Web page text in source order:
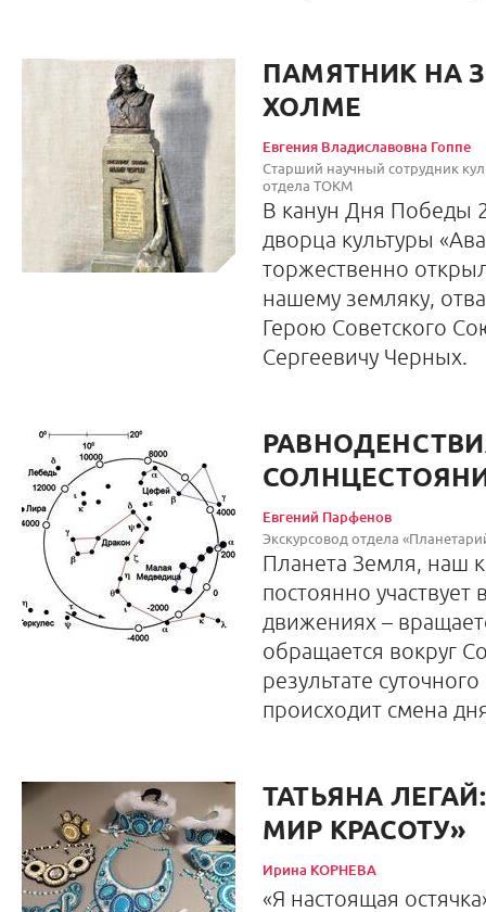
ПАМЯТНИК НА
ХОЛМЕ
Евгения Владиславовна Гоппе
Старший научный сотрудник
отдела ТОКМ
В канун Дня Победы
дворца культуры
торжественно
нашему земляку,
Герою Советского
Сергеевичу Черных.
Евгений Парфенов
Экскурсовод отдела
Планета Земля, наш
постоянно участвует
движениях –
обращается вокруг
результате
происходит смена
ТАТЬЯНА
МИР КРАСОТУ»
Ирина КОРНЕВА
«Я настоящая